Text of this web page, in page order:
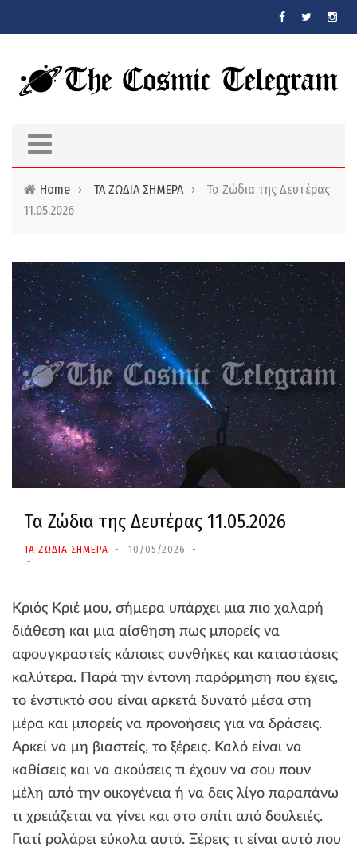
Home › ΤΑ ΖΩΔΙΑ ΣΗΜΕΡΑ ›
Τα Ζώδια της Δευτέρας
11.05.2026
Τα Ζώδια της Δευτέρας 11.05.2026
ΤΑ ΖΩΔΙΑ ΣΗΜΕΡΑ 10/05/2026
Κριός Κριέ μου, σήμερα υπάρχει μια πιο χαλαρή
διάθεση και μια αίσθηση πως μπορείς να
αφουγκραστείς κάποιες συνθήκες και καταστάσεις
καλύτερα. Παρά την έντονη παρόρμηση που έχεις,
το ένστικτό σου είναι αρκετά δυνατό μέσα στη
μέρα και μπορείς να προνοήσεις για να δράσεις.
Αρκεί να μη βιαστείς, το ξέρεις. Καλό είναι να
καθίσεις και να ακούσεις τι έχουν να σου πουν
μέλη από την οικογένεια ή να δεις λίγο παραπάνω
τι χρειάζεται να γίνει και στο σπίτι από δουλειές.
Γιατί ρολάρει εύκολα αυτό. Ξέρεις τι είναι αυτό που